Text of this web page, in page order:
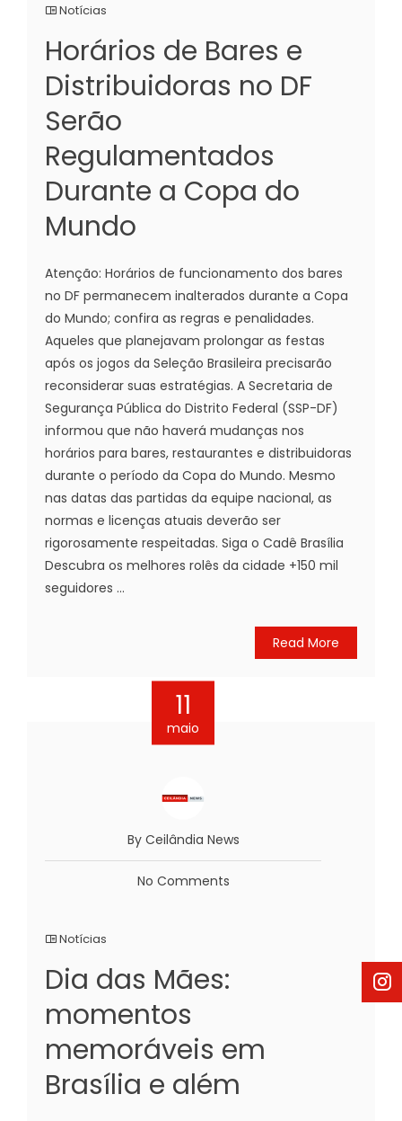
Notícias
Horários de Bares e
Distribuidoras no DF
Serão
Regulamentados
Durante a Copa do
Mundo
Atenção: Horários de funcionamento dos bares
no DF permanecem inalterados durante a Copa
do Mundo; confira as regras e penalidades.
Aqueles que planejavam prolongar as festas
após os jogos da Seleção Brasileira precisarão
reconsiderar suas estratégias. A Secretaria de
Segurança Pública do Distrito Federal (SSP-DF)
informou que não haverá mudanças nos
horários para bares, restaurantes e distribuidoras
durante o período da Copa do Mundo. Mesmo
nas datas das partidas da equipe nacional, as
normas e licenças atuais deverão ser
rigorosamente respeitadas. Siga o Cadê Brasília
Descubra os melhores rolês da cidade +150 mil
seguidores ...
Read More
11
maio
By Ceilândia News
No Comments
Notícias
Dia das Mães:
momentos
memoráveis em
Brasília e além